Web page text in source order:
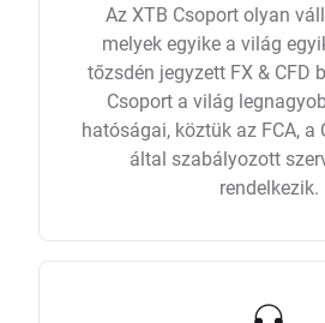
Az XTB Csoport olyan
melyek egyike a világ
tőzsdén jegyzett FX & CFD
Csoport a világ
hatóságai, köztük az FCA, a
által szabályozott
rendelkezik.